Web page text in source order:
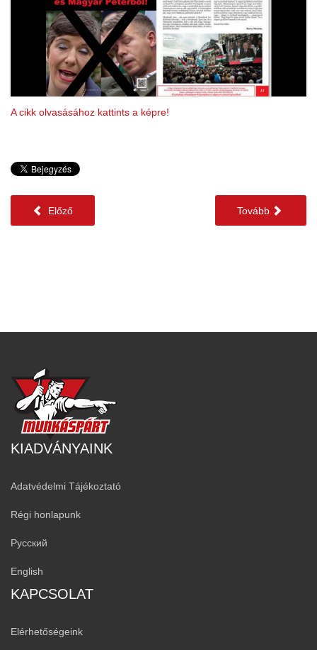
A cikk olvasásához kattints a képre!
Előző Tovább
KIADVÁNYAINK
Adatvédelmi Tájékoztató
Régi honlapunk
Русский
English
KAPCSOLAT
Elérhetőségeink